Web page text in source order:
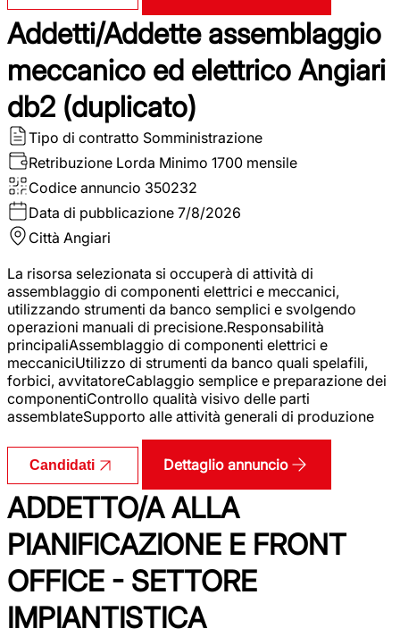
Addetti/Addette assemblaggio
meccanico ed elettrico Angiari
db2 (duplicato)
Tipo di contratto Somministrazione
Retribuzione Lorda Minimo 1700 mensile
Codice annuncio 350232
Data di pubblicazione 7/8/2026
Città Angiari
La risorsa selezionata si occuperà di attività di
assemblaggio di componenti elettrici e meccanici,
utilizzando strumenti da banco semplici e svolgendo
operazioni manuali di precisione.Responsabilità
principaliAssemblaggio di componenti elettrici e
meccaniciUtilizzo di strumenti da banco quali spelafili,
forbici, avvitatoreCablaggio semplice e preparazione dei
componentiControllo qualità visivo delle parti
assemblateSupporto alle attività generali di produzione
Candidati Dettaglio annuncio
ADDETTO/A ALLA
PIANIFICAZIONE E FRONT
OFFICE - SETTORE
IMPIANTISTICA